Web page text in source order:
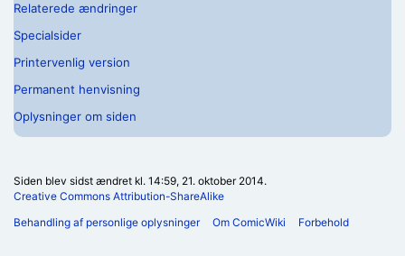
Relaterede ændringer
Specialsider
Printervenlig version
Permanent henvisning
Oplysninger om siden
Siden blev sidst ændret kl. 14:59, 21. oktober 2014.
Creative Commons Attribution-ShareAlike
Behandling af personlige oplysninger
Om ComicWiki Forbehold